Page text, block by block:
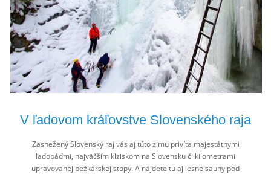
V ľadovom kráľovstve Slovenského raja
Zasnežený Slovenský raj vás aj túto zimu privíta majestátnymi
ľadopádmi, najväčším klziskom na Slovensku či kilometrami
upravovanej bežkárskej stopy. A nájdete tu aj lesné sauny pod